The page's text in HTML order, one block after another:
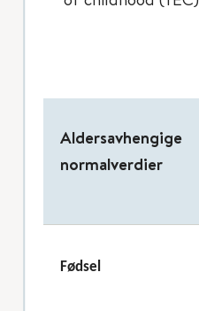
Aldersavhengige
normalverdier
Fødsel